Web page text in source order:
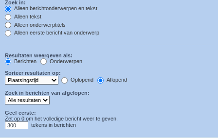
Zoek in:
Alleen berichtonderwerpen en tekst
Alleen tekst
Alleen onderwerptitels
Alleen eerste bericht van onderwerp
Resultaten weergeven als:
Berichten
Onderwerpen
Sorteer resultaten op:
Oplopend
Aflopend
Zoek in berichten van afgelopen:
Geef eerste:
Zet op 0 om het volledige bericht weer te geven.
tekens in berichten